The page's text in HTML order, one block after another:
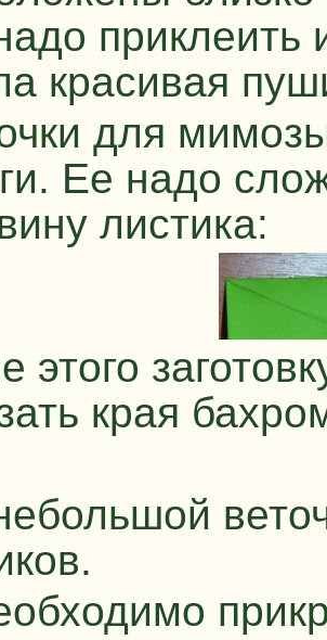
приклеить
красивая
для
Ее надо
листика:
этого
края